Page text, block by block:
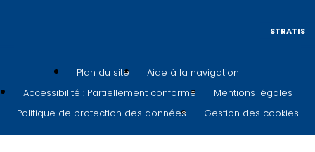
Plan du site
Aide à la navigation
Accessibilité : Partiellement conforme
Mentions légales
Politique de protection des données
Gestion des cookies
STRATIS